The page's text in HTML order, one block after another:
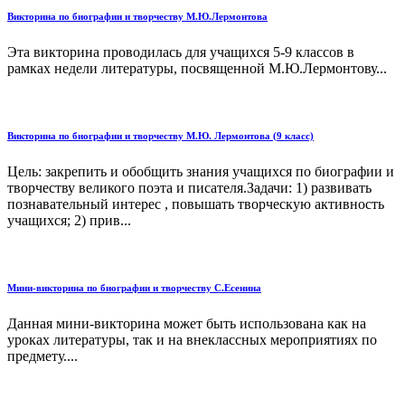
Викторина по биографии и творчеству М.Ю.Лермонтова
Эта викторина проводилась для учащихся 5-9 классов в
рамках недели литературы, посвященной М.Ю.Лермонтову...
Викторина по биографии и творчеству М.Ю. Лермонтова (9 класс)
Цель: закрепить и обобщить знания учащихся по биографии и
творчеству великого поэта и писателя.Задачи: 1) развивать
познавательный интерес , повышать творческую активность
учащихся; 2) прив...
Мини-викторина по биографии и творчеству С.Есенина
Данная мини-викторина может быть использована как на
уроках литературы, так и на внеклассных мероприятиях по
предмету....